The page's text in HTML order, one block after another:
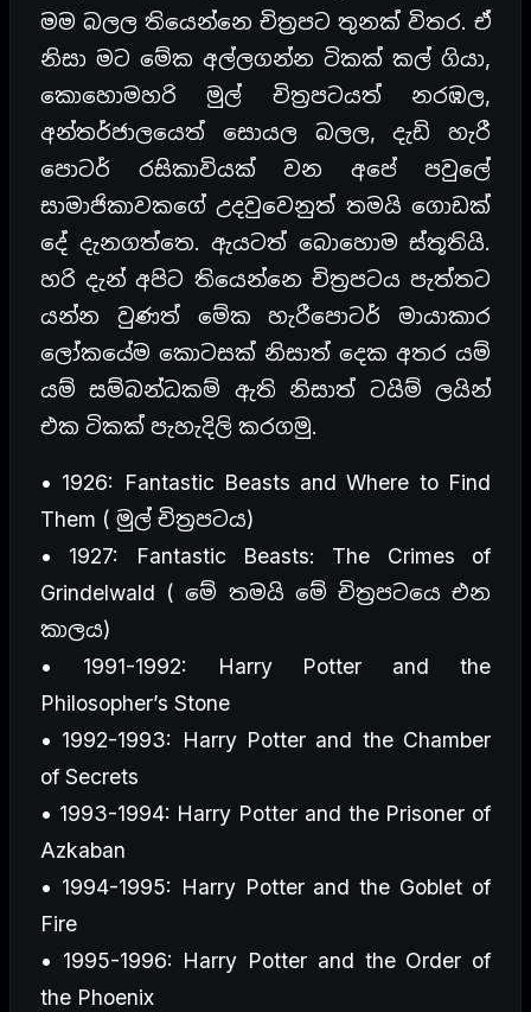
මම බලල තියෙන්නෙ චිත්‍රපට තුනක් විතර. ඒ
නිසා මට මේක අල්ලගන්න ටිකක් කල් ගියා,
කොහොමහරි මුල් චිත්‍රපටයත් නරඹල,
අන්තර්ජාලයෙත් සොයල බලල, දැඩි හැරී
පොටර් රසිකාවියක් වන අපේ පවුලේ
සාමාජිකාවකගේ උදවුවෙනුත් තමයි ගොඩක්
දේ දැනගත්තෙ. ඇයටත් බොහොම ස්තූතියි.
හරි දැන් අපිට තියෙන්නෙ චිත්‍රපටය පැත්තට
යන්න වුණත් මේක හැරීපොටර් මායාකාර
ලෝකයේම කොටසක් නිසාත් දෙක අතර යම්
යම් සම්බන්ධකම් ඇති නිසාත් ටයිම් ලයින්
එක ටිකක් පැහැදිලි කරගමු.
• 1926: Fantastic Beasts and Where to Find
Them ( මුල් චිත්‍රපටය)
• 1927: Fantastic Beasts: The Crimes of
Grindelwald ( මේ තමයි මේ චිත්‍රපටයෙ එන
කාලය)
• 1991-1992: Harry Potter and the
Philosopher’s Stone
• 1992-1993: Harry Potter and the Chamber
of Secrets
• 1993-1994: Harry Potter and the Prisoner of
Azkaban
• 1994-1995: Harry Potter and the Goblet of
Fire
• 1995-1996: Harry Potter and the Order of
the Phoenix